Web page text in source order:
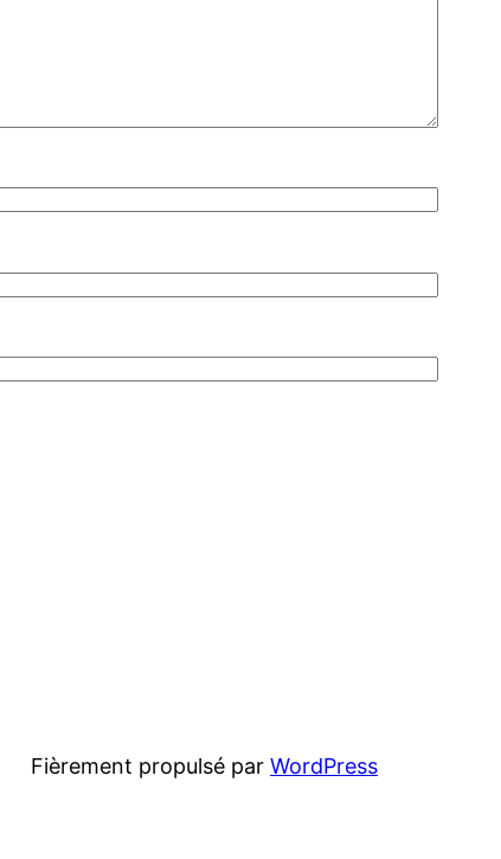
Fièrement propulsé par WordPress